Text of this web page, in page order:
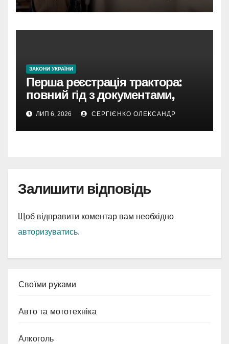
ЗАКОНИ УКРАЇНИ
Перша реєстрація трактора:
повний гід з документами,
строками та реальними
нюансами 2026 року
ЛИП 6, 2026 СЕРГІЄНКО ОЛЕКСАНДР
Залишити відповідь
Щоб відправити коментар вам необхідно
авторизуватись.
Cвоїми руками
Авто та мототехніка
Алкоголь